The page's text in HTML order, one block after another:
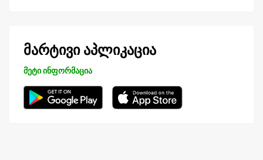
მარტივი აპლიკაცია
მეტი ინფორმაცია